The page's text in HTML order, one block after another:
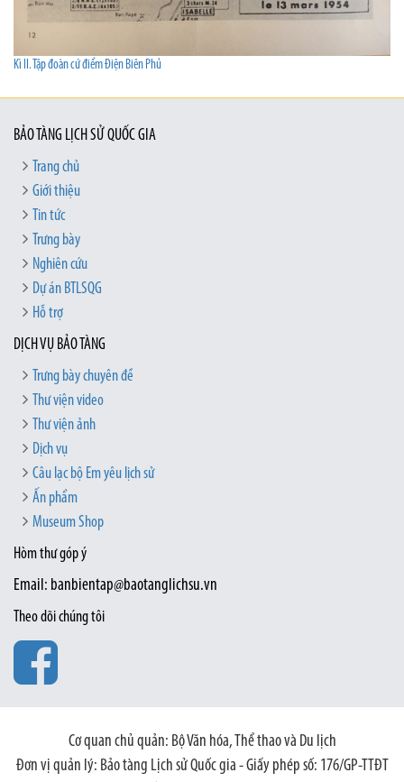
Kì II. Tập đoàn cứ điểm Điện Biên Phủ
BẢO TÀNG LỊCH SỬ QUỐC GIA
Trang chủ
Giới thiệu
Tin tức
Trưng bày
Nghiên cứu
Dự án BTLSQG
Hỗ trợ
DỊCH VỤ BẢO TÀNG
Trưng bày chuyên đề
Thư viện video
Thư viện ảnh
Dịch vụ
Câu lạc bộ Em yêu lịch sử
Ấn phẩm
Museum Shop
Hòm thư góp ý
Email: banbientap@baotanglichsu.vn
Theo dõi chúng tôi
Cơ quan chủ quản: Bộ Văn hóa, Thể thao và Du lịch
Đơn vị quản lý: Bảo tàng Lịch sử Quốc gia - Giấy phép số: 176/GP-TTĐT